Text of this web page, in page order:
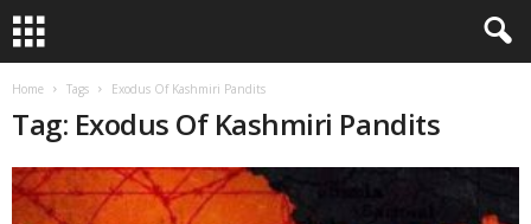
Home Tags Exodus Of Kashmiri Pandits
Tag: Exodus Of Kashmiri Pandits